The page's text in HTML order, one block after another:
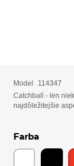
Model
114347
Catchball - len
najdôležitejšie
Farba